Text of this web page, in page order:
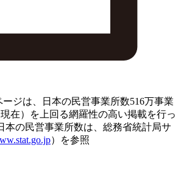
ジは、日本の民営事業所数516万事業
現在）を上回る網羅性の高い掲載を行っ
本の民営事業所数は、総務省統計局サ
）を参照